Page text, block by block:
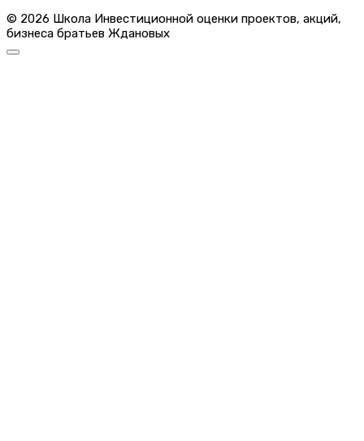
© 2026 Школа Инвестиционной оценки проектов, акций,
бизнеса братьев Ждановых